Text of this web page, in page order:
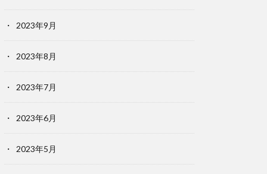
2023年9月
2023年8月
2023年7月
2023年6月
2023年5月